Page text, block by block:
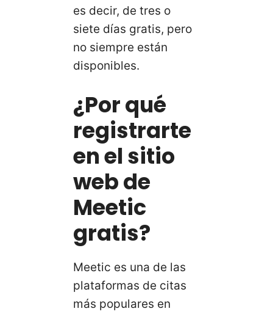
es decir, de tres o
siete días gratis, pero
no siempre están
disponibles.
¿Por qué
registrarte
en el sitio
web de
Meetic
gratis?
Meetic es una de las
plataformas de citas
más populares en